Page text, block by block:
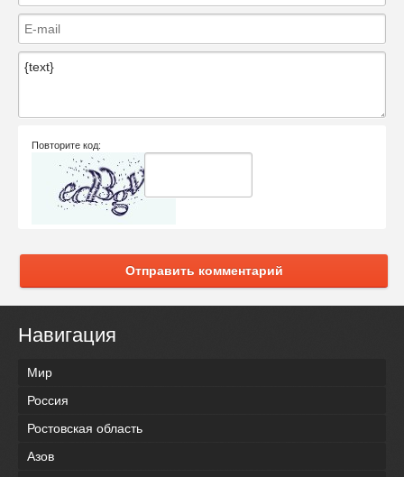
Повторите код:
Отправить комментарий
Навигация
Мир
Россия
Ростовская область
Азов